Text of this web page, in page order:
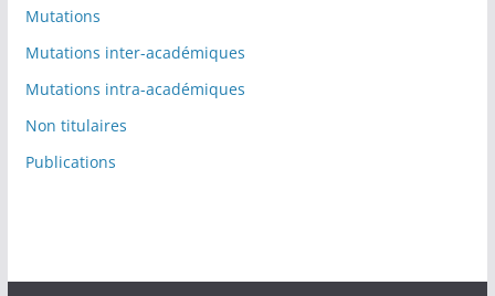
Mutations
Mutations inter-académiques
Mutations intra-académiques
Non titulaires
Publications